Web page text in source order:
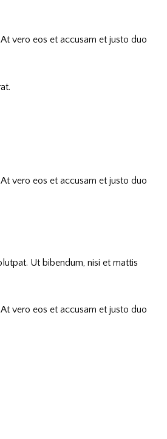
vero eos et accusam et justo duo
vero eos et accusam et justo duo
Ut bibendum, nisi et mattis
vero eos et accusam et justo duo